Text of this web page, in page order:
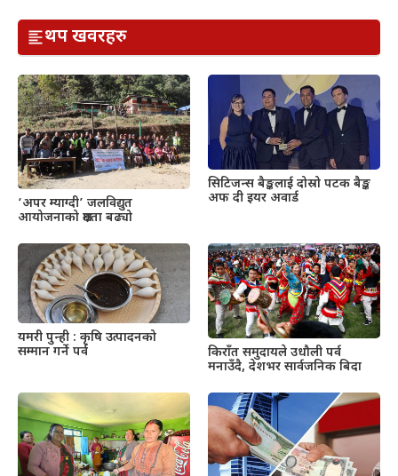
थप खवरहरु
‘अपर म्याग्दी’ जलविद्युत
आयोजनाको क्षमता बढ्यो
सिटिजन्स बैङ्कलाई दोस्रो पटक बैङ्क
अफ दी इयर अवार्ड
यमरी पुन्ही : कृषि उत्पादनको
सम्मान गर्ने पर्व
किराँत समुदायले उधौली पर्व
मनाउँदै, देशभर सार्वजनिक बिदा